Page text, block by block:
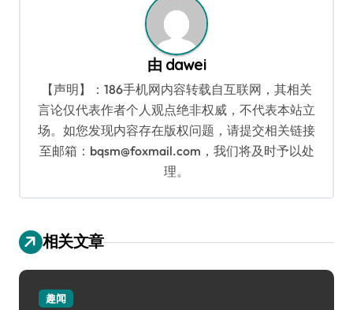
由 dawei
【声明】：186手机网内容转载自互联网，其相关
言论仅代表作者个人观点绝非权威，不代表本站立
场。如您发现内容存在版权问题，请提交相关链接
至邮箱：bqsm@foxmail.com，我们将及时予以处
理。
相关文章
趣闻